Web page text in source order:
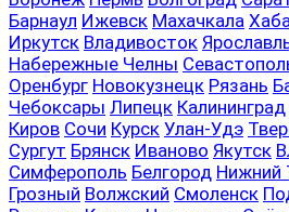
Барнаул Ижевск Махачкала
Иркутск Владивосток
Набережные Челны
Оренбург Новокузнецк Рязань
Чебоксары Липецк Калининград
Киров Сочи Курск Улан-Удэ
Сургут Брянск Иваново Якутск
Симферополь Белгород Нижний
Грозный Волжский Смоленск